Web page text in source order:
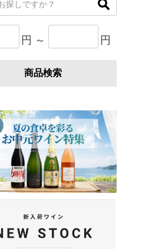
円 ～ 円
商品検索